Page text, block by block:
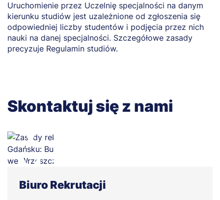
Uruchomienie przez Uczelnię specjalności na danym
kierunku studiów jest uzależnione od zgłoszenia się
odpowiedniej liczby studentów i podjęcia przez nich
nauki na danej specjalności. Szczegółowe zasady
precyzuje Regulamin studiów.
Skontaktuj się z nami
Biuro Rekrutacji